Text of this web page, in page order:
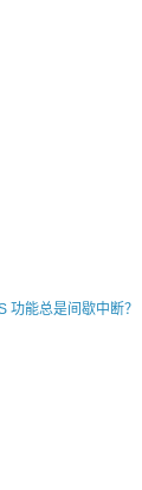
功能总是间歇中断？